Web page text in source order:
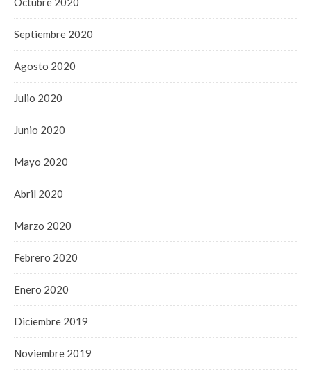
Septiembre 2020
Agosto 2020
Julio 2020
Junio 2020
Mayo 2020
Abril 2020
Marzo 2020
Febrero 2020
Enero 2020
Diciembre 2019
Noviembre 2019